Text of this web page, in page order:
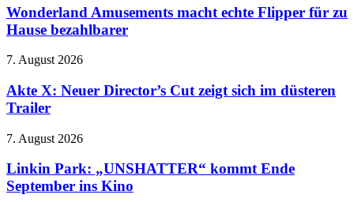
randaliert
wieder
im
Spin-
off
Stecker
macht
echte
Flipper
zu
bezahlbarer
Wonderland Amusements macht echte Flipper für zu
Hause bezahlbarer
Akte
Neuer
Director’s
Cut
sich
düsteren
Trailer
7. August 2026
Akte X: Neuer Director’s Cut zeigt sich im düsteren
Trailer
Linkin
„UNSHATTER“
kommt
Ende
7. August 2026
Linkin Park: „UNSHATTER“ kommt Ende
September ins Kino